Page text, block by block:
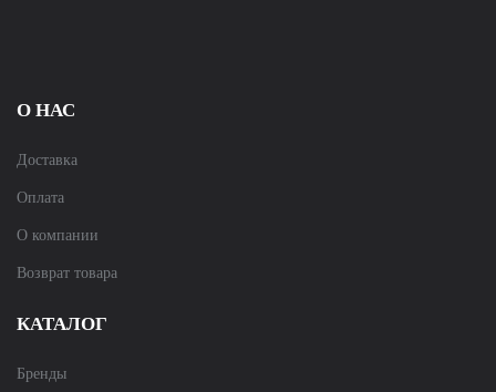
О НАС
Доставка
Оплата
О компании
Возврат товара
КАТАЛОГ
Бренды